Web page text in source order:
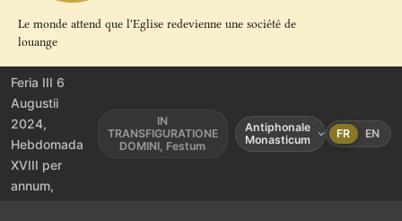
Le monde attend que l'Eglise redevienne une société de
louange
Feria III 6
Augustii
2024,
Hebdomada
XVIII per
annum,
IN
TRANSFIGURATIONE
DOMINI, Festum
Antiphonale
Monasticum
FR EN